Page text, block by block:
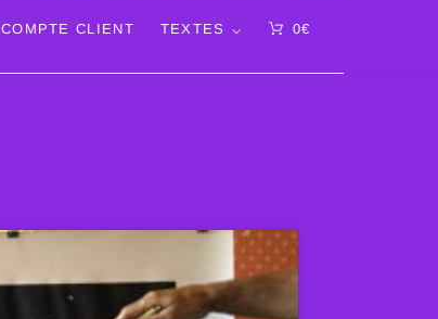
COMPTE CLIENT TEXTES 0€